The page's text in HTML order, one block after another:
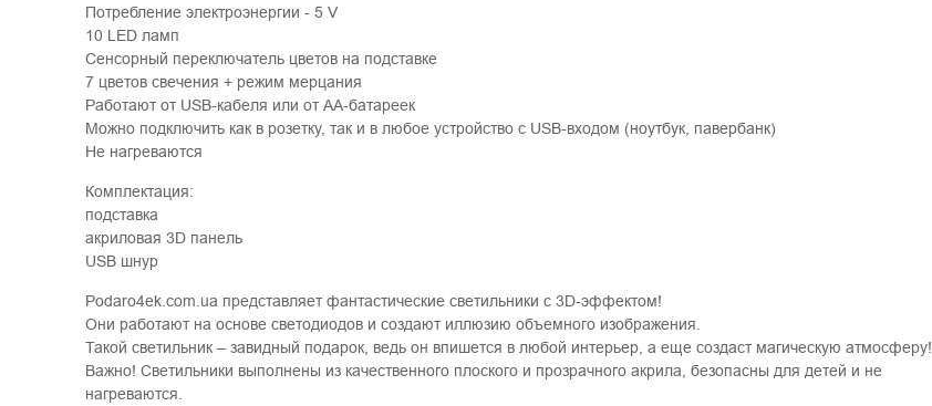
Потребление электроэнергии - 5 V
10 LED ламп
Сенсорный переключатель цветов на подставке
7 цветов свечения + режим мерцания
Работают от USB-кабеля или от АА-батареек
Можно подключить как в розетку, так и в любое устройство с USB-входом (ноутбук, павербанк)
Не нагреваются
Комплектация:
подставка
акриловая 3D панель
USB шнур
Podaro4ek.com.ua представляет фантастические светильники с 3D-эффектом!
Они работают на основе светодиодов и создают иллюзию объемного изображения.
Такой светильник – завидный подарок, ведь он впишется в любой интерьер, а еще создаст магическую атмосферу!
Важно! Светильники выполнены из качественного плоского и прозрачного акрила, безопасны для детей и не
нагреваются.